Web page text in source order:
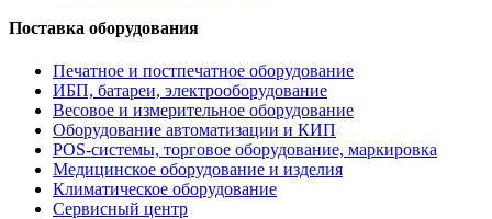
Поставка оборудования
Печатное и постпечатное оборудование
ИБП, батареи, электрооборудование
Весовое и измерительное оборудование
Оборудование автоматизации и КИП
POS-системы, торговое оборудование, маркировка
Медицинское оборудование и изделия
Климатическое оборудование
Сервисный центр